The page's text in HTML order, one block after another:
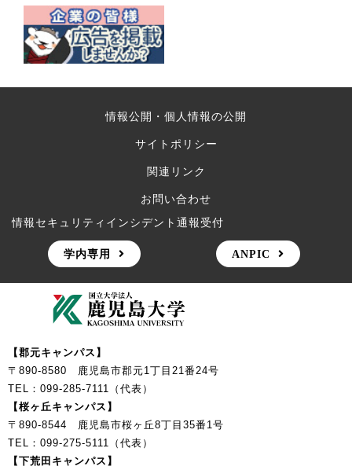
情報公開・個人情報の公開
サイトポリシー
関連リンク
お問い合わせ
情報セキュリティインシデント通報受付
学内専用 ANPIC
【郡元キャンパス】
〒890-8580 鹿児島市郡元1丁目21番24号
TEL：099-285-7111（代表）
【桜ヶ丘キャンパス】
〒890-8544 鹿児島市桜ヶ丘8丁目35番1号
TEL：099-275-5111（代表）
【下荒田キャンパス】